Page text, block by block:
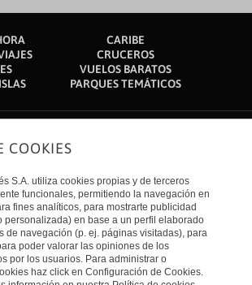
CARIBE
CRUCEROS
VUELOS BARATOS
PARQUES TEMÁTICOS
COOKIES
S.A. utiliza cookies propias y de terceros
funcionales, permitiendo la navegación en
fines analíticos, para mostrarte publicidad
personalizada) en base a un perfil elaborado
de navegación (p. ej. páginas visitadas), para
poder valorar las opiniones de los
por los usuarios. Para administrar o
haz click en Configuración de Cookies.